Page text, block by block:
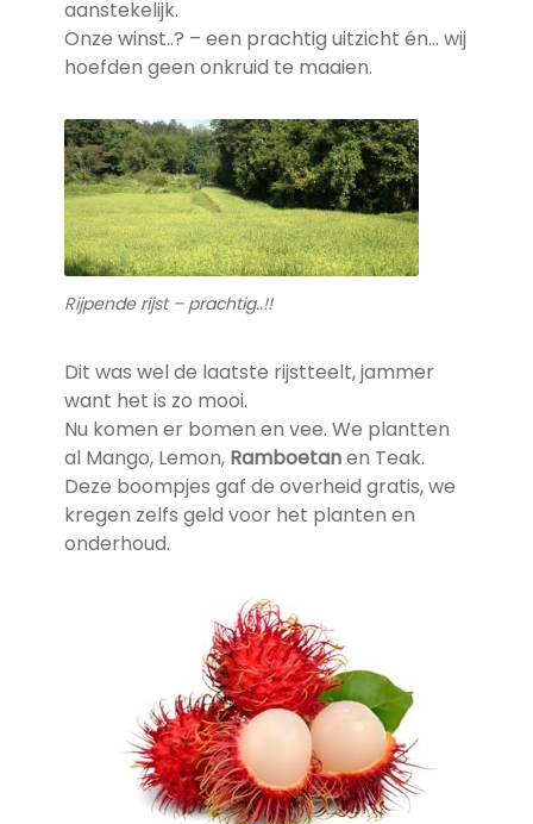
aanstekelijk.
Onze winst..? – een prachtig uitzicht én… wij
hoefden geen onkruid te maaien.
Rijpende rijst – prachtig..!!
Dit was wel de laatste rijstteelt, jammer
want het is zo mooi.
Nu komen er bomen en vee. We plantten
al Mango, Lemon, Ramboetanen Teak.
Deze boompjes gaf de overheid gratis, we
kregen zelfs geld voor het planten en
onderhoud.